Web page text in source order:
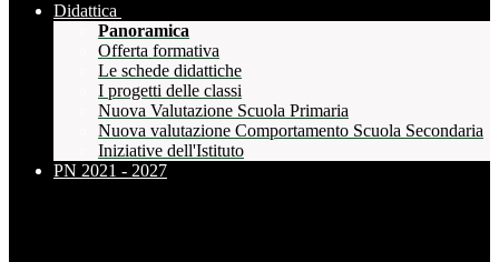
Didattica
Panoramica
Offerta formativa
Le schede didattiche
I progetti delle classi
Nuova Valutazione Scuola Primaria
Nuova valutazione Comportamento Scuola Secondaria
Iniziative dell'Istituto
PN 2021 - 2027